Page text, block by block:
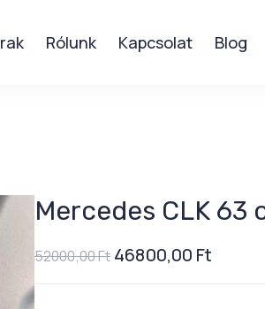
Rólunk Kapcsolat Blog
Mercedes CLK 63
52000,00Ft 46800,00 Ft